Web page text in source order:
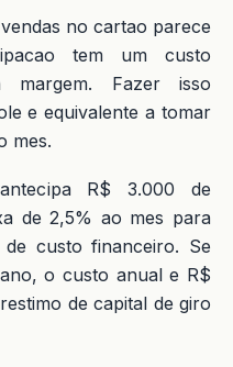
no cartao parece
tem um custo
Fazer isso
e equivalente a tomar
mes.
R$ 3.000 de
de 2,5% ao mes para
custo financeiro. Se
o custo anual e R$
de capital de giro